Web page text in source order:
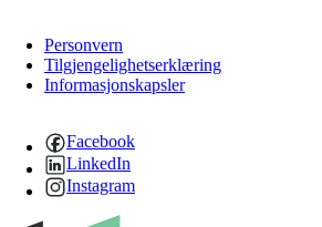
Personvern
Tilgjengelighetserklæring
Informasjonskapsler
Facebook
LinkedIn
Instagram